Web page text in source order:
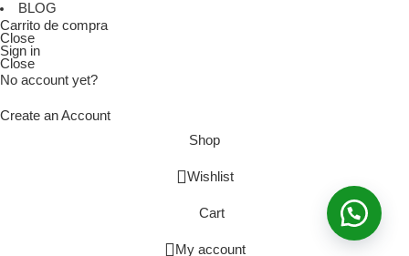
BLOG
Carrito de compra
Close
Sign in
Close
No account yet?
Create an Account
Shop
Wishlist
Cart
My account